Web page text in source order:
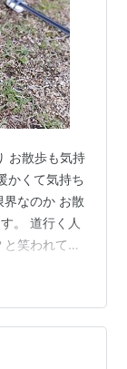
お散歩も気持
かくて気持ち
なのか お散
。 道行く人
笑われても
基本的に、
きいお仕事が
す。 満足そう
駐車場に